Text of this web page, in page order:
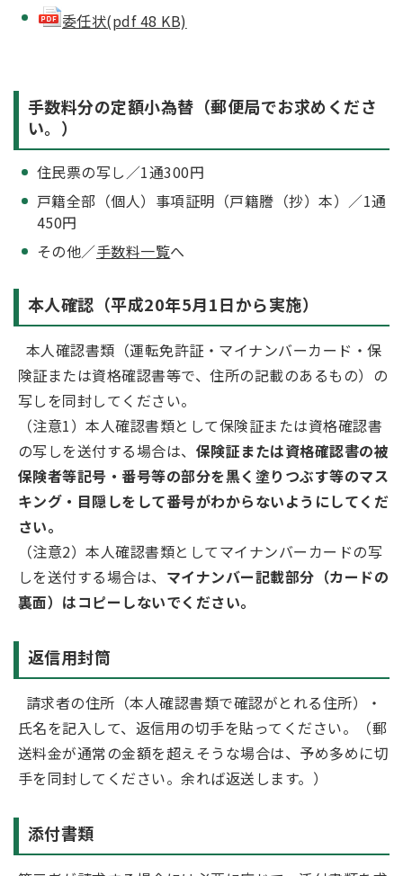
委任状(pdf 48 KB)
手数料分の定額小為替（郵便局でお求めくださ
い。）
住民票の写し／1通300円
戸籍全部（個人）事項証明（戸籍謄（抄）本）／1通
450円
その他／手数料一覧へ
本人確認（平成20年5月1日から実施）
本人確認書類（運転免許証・マイナンバーカード・保
険証または資格確認書等で、住所の記載のあるもの）の
写しを同封してください。
（注意1）本人確認書類として保険証または資格確認書
の写しを送付する場合は、 保険証または資格確認書の被
保険者等記号・番号等の部分を黒く塗りつぶす等のマス
キング・目隠しをして番号がわからないようにしてくだ
さい。
（注意2）本人確認書類としてマイナンバーカードの写
しを送付する場合は、 マイナンバー記載部分（カードの
裏面）はコピーしないでください。
返信用封筒
請求者の住所（本人確認書類で確認がとれる住所）・
氏名を記入して、返信用の切手を貼ってください。（郵
送料金が通常の金額を超えそうな場合は、予め多めに切
手を同封してください。余れば返送します。）
添付書類